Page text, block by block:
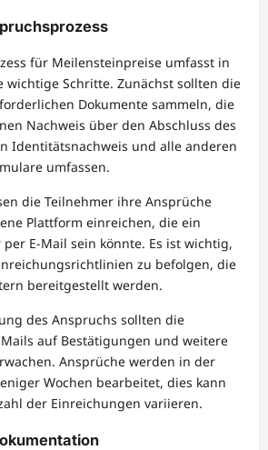
für Meilensteinpreise umfasst in
wichtige Schritte. Zunächst sollten die
Dokumente sammeln, die
Nachweis über den Abschluss des
Identitätsnachweis und alle anderen
umfassen.
die Teilnehmer ihre Ansprüche
Plattform einreichen, die ein
E-Mail sein könnte. Es ist wichtig,
zu befolgen, die
bereitgestellt werden.
des Anspruchs sollten die
auf Bestätigungen und weitere
Ansprüche werden in der
Wochen bearbeitet, dies kann
der Einreichungen variieren.